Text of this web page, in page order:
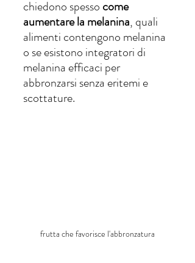
chiedono spesso come
aumentare la melanina, quali
alimenti contengono melanina
o se esistono integratori di
melanina efficaci per
abbronzarsi senza eritemi e
scottature.
frutta che favorisce l'abbronzatura